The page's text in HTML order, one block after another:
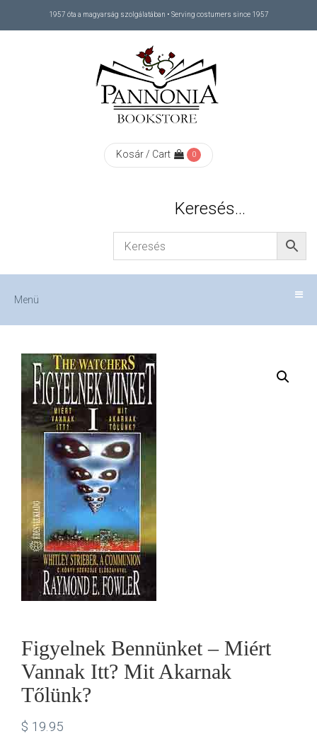
1957 óta a magyarság szolgálatában • Serving costumers since 1957
Kosár / Cart 0
Keresés…
Menü
SHOP
KAPCSOLAT
CONTACT
Figyelnek Bennünket – Miért
Vannak Itt? Mit Akarnak
Tőlünk?
$ 19.95